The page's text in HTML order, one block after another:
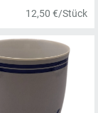
12,50 €/Stück